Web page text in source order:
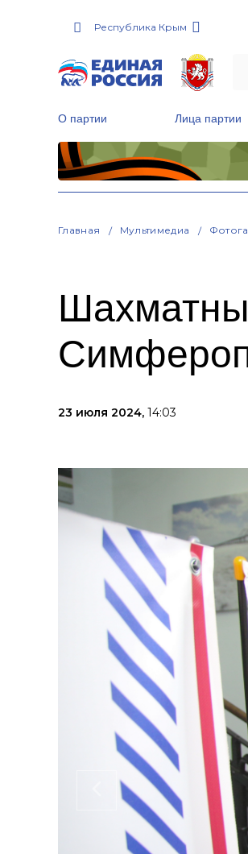
Республика Крым
О партии Лица партии
Главная Мультимедиа
23 июля 2024, 14:03